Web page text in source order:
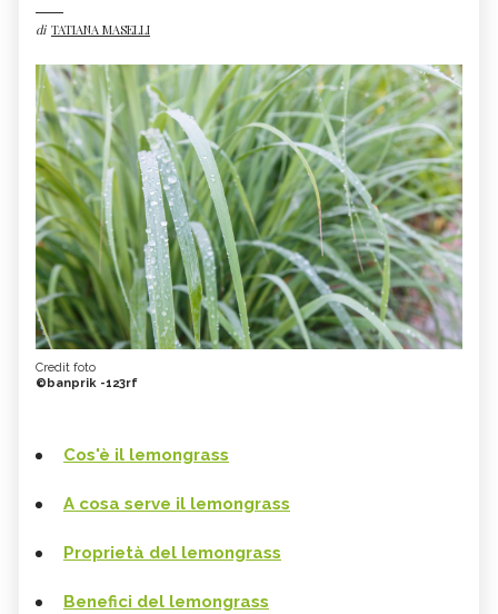
di TATIANA MASELLI
Credit foto
©banprik -123rf
Cos'è il lemongrass
A cosa serve il lemongrass
Proprietà del lemongrass
Benefici del lemongrass